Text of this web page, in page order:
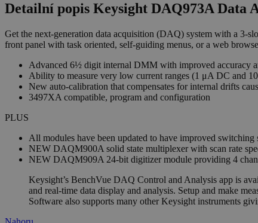
Detailní popis Keysight DAQ973A Data
Get the next-generation data acquisition (DAQ) system with a 3-
front panel with task oriented, self-guiding menus, or a web
Advanced 6½ digit internal DMM with improved accuracy
Ability to measure very low current ranges (1 μA DC and
New auto-calibration that compensates for internal drifts
3497XA compatible, program and configuration
PLUS
All modules have been updated to have improved switching
NEW DAQM900A solid state multiplexer with scan rate
NEW DAQM909A 24-bit digitizer module providing 4
Keysight’s BenchVue DAQ Control and Analysis app is
and real-time data display and analysis. Setup and make
Software also supports many other Keysight instruments